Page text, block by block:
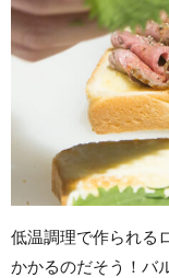
低温調理で作られる
かかるのだそう！バ